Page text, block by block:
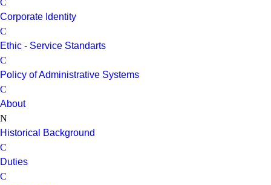
Corporate Identity
Ethic - Service Standarts
Policy of Administrative Systems
About
Historical Background
Duties